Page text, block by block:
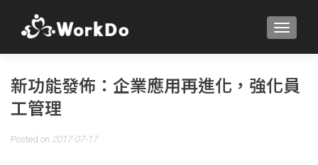
新功能發佈：企業應用再進化，強化員
工管理
Posted on 2017-07-17